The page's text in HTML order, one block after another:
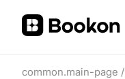
common.main-page /